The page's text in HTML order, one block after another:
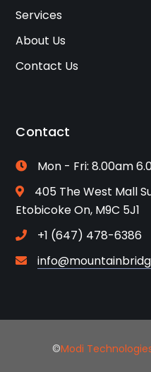
Services
About Us
Contact Us
Contact
Mon - Fri: 8.00am
405 The West Mall
Etobicoke On, M9C 5J1
+1 (647) 478-6386
©Modi